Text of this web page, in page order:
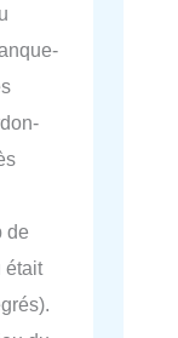
de
était